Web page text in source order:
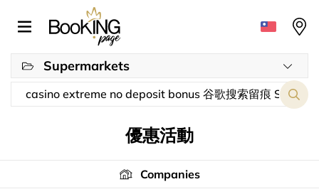
Supermarkets
優惠活動
Companies